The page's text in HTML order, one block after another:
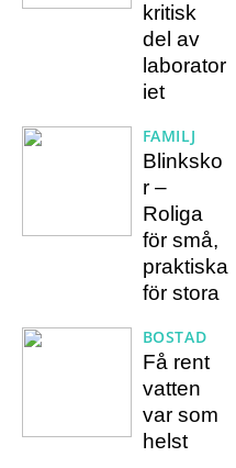
kritisk
del av
laborator
iet
FAMILJ
Blinksko
r –
Roliga
för små,
praktiska
för stora
BOSTAD
Få rent
vatten
var som
helst